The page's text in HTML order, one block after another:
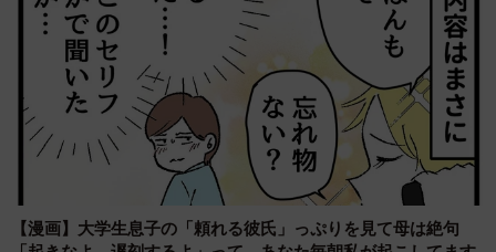
【漫画】大学生息子の「頼れる彼氏」っぷりを見て母は絶句